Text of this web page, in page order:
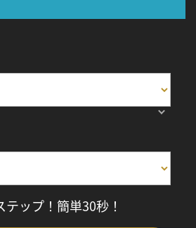
テップ！簡単30秒！